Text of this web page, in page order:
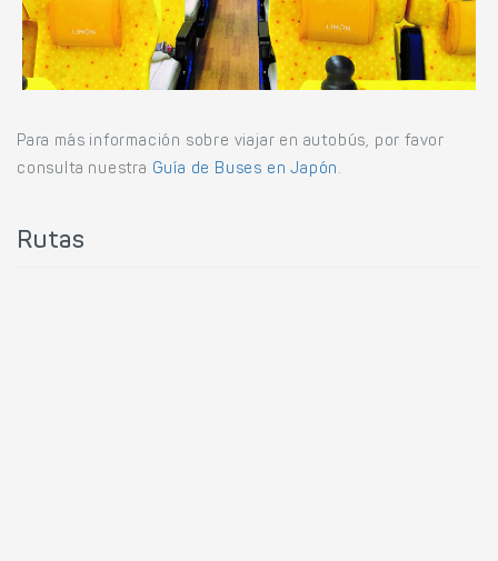
Para más información sobre viajar en autobús, por favor
consulta nuestra Guía de Buses en Japón .
Rutas